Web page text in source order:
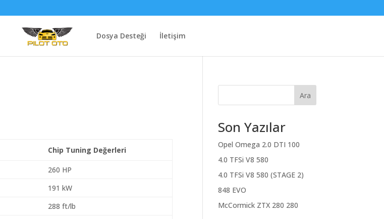
Dosya Desteği İletişim
Chip Tuning Değerleri
260 HP
191 kW
288 ft/lb
Ara
Son Yazılar
Opel Omega 2.0 DTI 100
4.0 TFSi V8 580
4.0 TFSi V8 580 (STAGE 2)
848 EVO
McCormick ZTX 280 280